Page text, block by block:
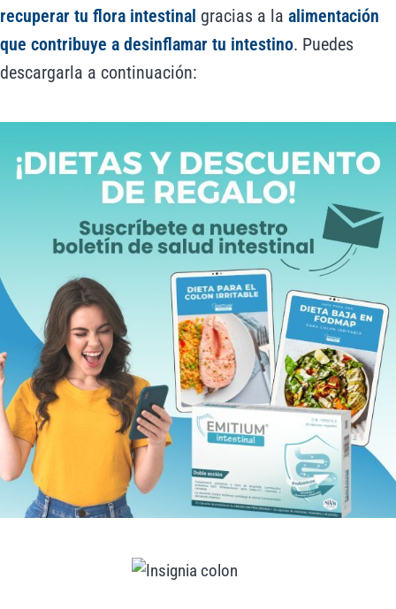
recuperar tu flora intestinal gracias a la alimentación
que contribuye a desinflamar tu intestino. Puedes
descargarla a continuación: